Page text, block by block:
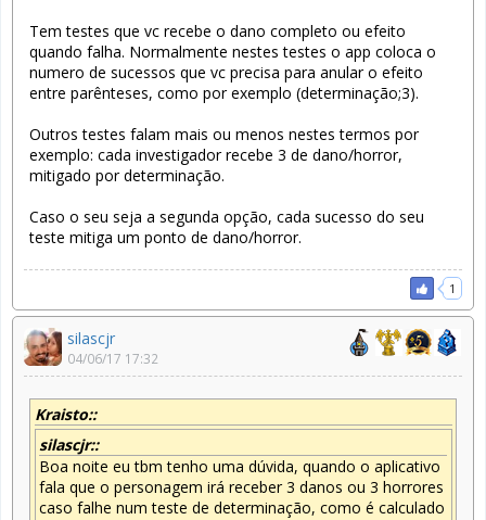
Tem testes que vc recebe o dano completo ou efeito
quando falha. Normalmente nestes testes o app coloca o
numero de sucessos que vc precisa para anular o efeito
entre parênteses, como por exemplo (determinação;3).
Outros testes falam mais ou menos nestes termos por
exemplo: cada investigador recebe 3 de dano/horror,
mitigado por determinação.
Caso o seu seja a segunda opção, cada sucesso do seu
teste mitiga um ponto de dano/horror.
1
silascjr
04/06/17 17:32
Kraisto::
silascjr::
Boa noite eu tbm tenho uma dúvida, quando o aplicativo
fala que o personagem irá receber 3 danos ou 3 horrores
caso falhe num teste de determinação, como é calculado